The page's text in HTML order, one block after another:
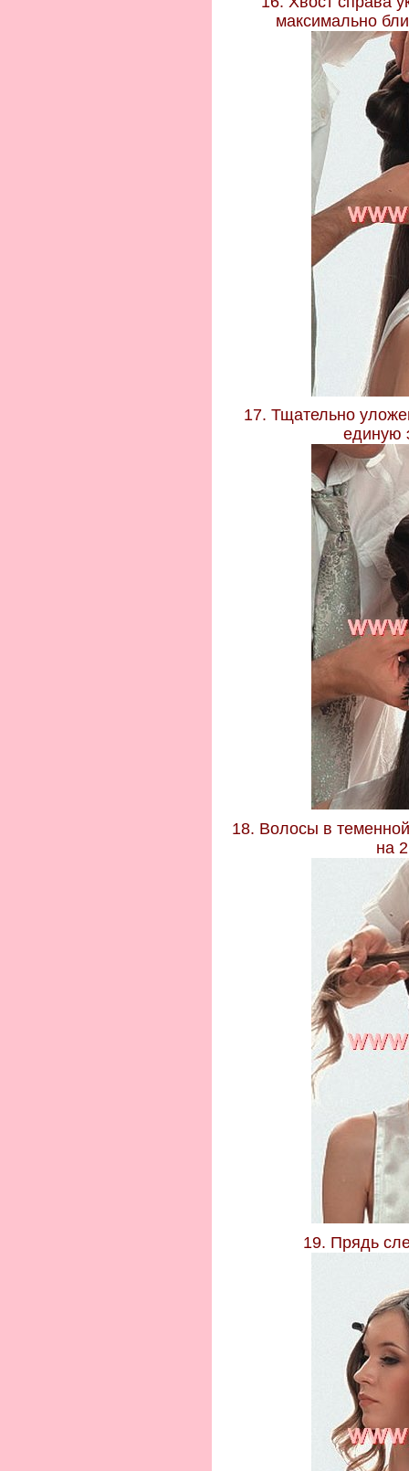
максимально
17. Тщательно
единую
18. Волосы в
на
19. Прядь